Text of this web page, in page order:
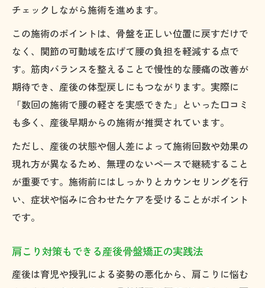
チェックしながら施術を進めます。
この施術のポイントは、骨盤を正しい位置に戻すだけで
なく、関節の可動域を広げて腰の負担を軽減する点で
す。筋肉バランスを整えることで慢性的な腰痛の改善が
期待でき、産後の体型戻しにもつながります。実際に
「数回の施術で腰の軽さを実感できた」といった口コミ
も多く、産後早期からの施術が推奨されています。
ただし、産後の状態や個人差によって施術回数や効果の
現れ方が異なるため、無理のないペースで継続すること
が重要です。施術前にはしっかりとカウンセリングを行
い、症状や悩みに合わせたケアを受けることがポイント
です。
肩こり対策もできる産後骨盤矯正の実践法
産後は育児や授乳による姿勢の悪化から、肩こりに悩む